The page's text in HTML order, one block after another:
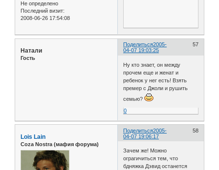
Не определено
Последний визит:
2008-06-26 17:54:08
Поделиться 57
2005-
04-07 19:03:25
Натали
Гость
Ну кто знает, он между
прочем еще и женат и
ребенок у нег есть! Взять
премер с Джоли и рушить
семью?
0
Поделиться 58
2005-
04-07 19:06:17
Lois Lain
Coza Nostra (мафия форума)
Зачем же! Можно
ограгичиться тем, что
бдняжка Дэвид останется